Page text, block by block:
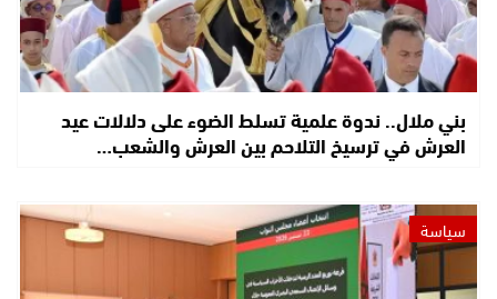
بني ملال.. ندوة علمية تسلط الضوء على دلالات عيد
العرش في ترسيخ التلاحم بين العرش والشعب…
سياسة